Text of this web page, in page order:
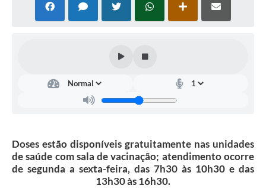
Telefones Úteis
Doses estão disponíveis gratuitamente nas unidades
de saúde com sala de vacinação; atendimento ocorre
de segunda a sexta-feira, das 7h30 às 10h30 e das
13h30 às 16h30.